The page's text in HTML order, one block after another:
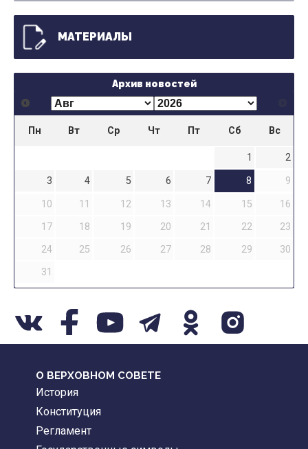
МАТЕРИАЛЫ
Архив новостей
Пн Вт Ср Чт Пт Сб Вс
1
2
3
4 5 6 7 8
9
10
11 12 13 14 15
16
17
18 19 20 21 22
23
24
25 26 27 28 29
30
31
О ВЕРХОВНОМ СОВЕТЕ
История
Конституция
Регламент